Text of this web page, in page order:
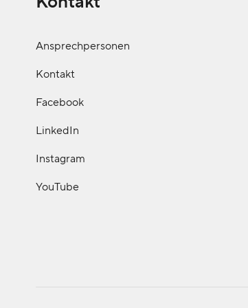
Ansprechpersonen
Kontakt
Facebook
LinkedIn
Instagram
YouTube